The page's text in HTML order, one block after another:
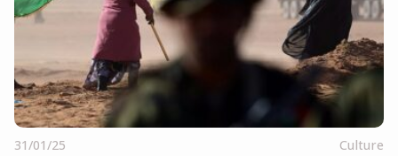
31/01/25 Culture